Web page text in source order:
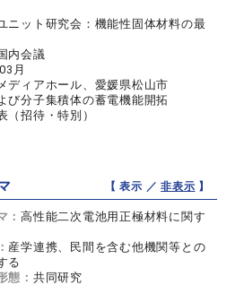
ニット研究会：機能性固体材料の最
内会議
月
ディアホール、愛媛県松山市
び分子集積体の蓄電機能開拓
（招待・特別）
【 表示 ／非表示 】
：高性能二次電池用正極材料に関す
産学連携、民間を含む他機関等との
る
態： 共同研究